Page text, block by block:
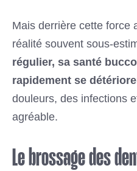
Mais derrière cette force
réalité souvent sous-
régulier, sa santé
rapidement se
douleurs, des infections
agréable.
Le brossage des